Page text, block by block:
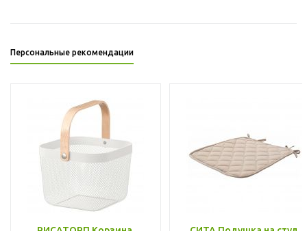
Персональные рекомендации